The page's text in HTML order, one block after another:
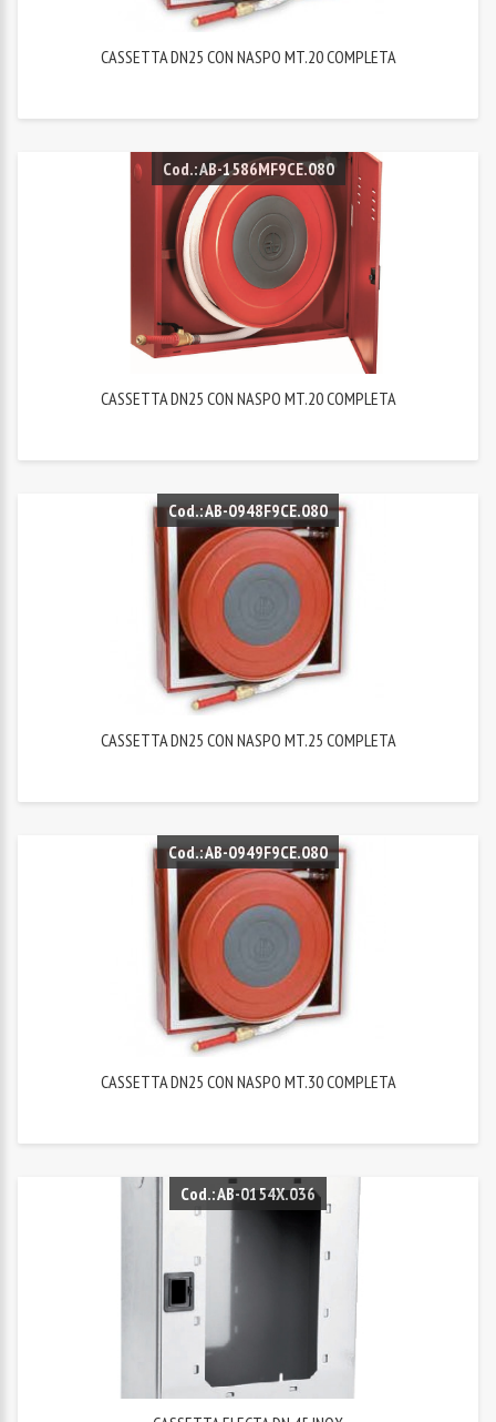
CASSETTA DN25 CON NASPO MT.20 COMPLETA
Cod.: AB-1586MF9CE.080
CASSETTA DN25 CON NASPO MT.20 COMPLETA
Cod.: AB-0948F9CE.080
CASSETTA DN25 CON NASPO MT.25 COMPLETA
Cod.: AB-0949F9CE.080
CASSETTA DN25 CON NASPO MT.30 COMPLETA
Cod.: AB-0154X.036